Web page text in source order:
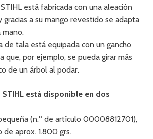
está fabricada con una aleación
gracias a su mango revestido se adapta
mano.
de tala está equipada con un gancho
que, por ejemplo, se pueda girar más
de un árbol al podar.
STIHL está disponible en dos
(n.º de artículo 00008812701),
de aprox. 1.800 grs.